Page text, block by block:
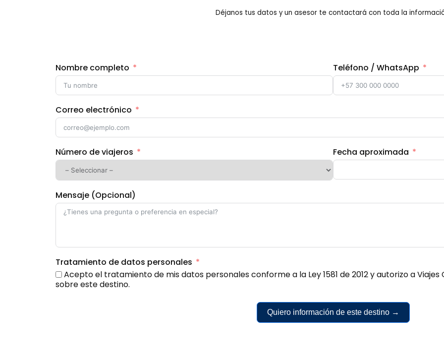
Déjanos tus datos y un asesor te contactará con toda la
Nombre completo Teléfono / WhatsApp
Correo electrónico
Número de viajeros Fecha aproximada
Mensaje (Opcional)
Tratamiento de datos personales
Acepto el tratamiento de mis datos personales conforme a la Ley 1581 de 2012 y autorizo a
sobre este destino.
Quiero información de este destino →